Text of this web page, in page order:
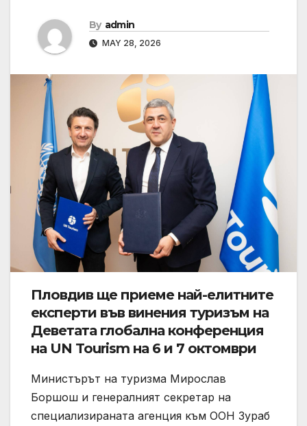
By admin
MAY 28, 2026
Пловдив ще приеме най-елитните
експерти във винения туризъм на
Деветата глобална конференция
на UN Tourism на 6 и 7 октомври
Министърът на туризма Мирослав
Боршош и генералният секретар на
специализираната агенция към ООН Зураб